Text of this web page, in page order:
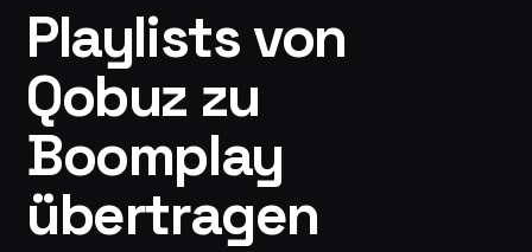
Playlists von
Qobuz zu
Boomplay
übertragen